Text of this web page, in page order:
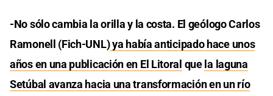
-No sólo cambia la orilla y la costa. El geólogo Carlos
Ramonell (Fich-UNL)ya había anticipado hace unos
años en una publicación en El Litoral quela laguna
Setúbal avanza hacia una transformación en un río